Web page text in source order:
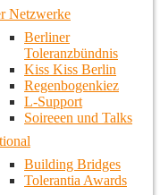
Netzwerke
Berliner
Toleranzbündnis
Kiss Kiss Berlin
Regenbogenkiez
L-Support
Soireeen und Talks
Building Bridges
Tolerantia Awards